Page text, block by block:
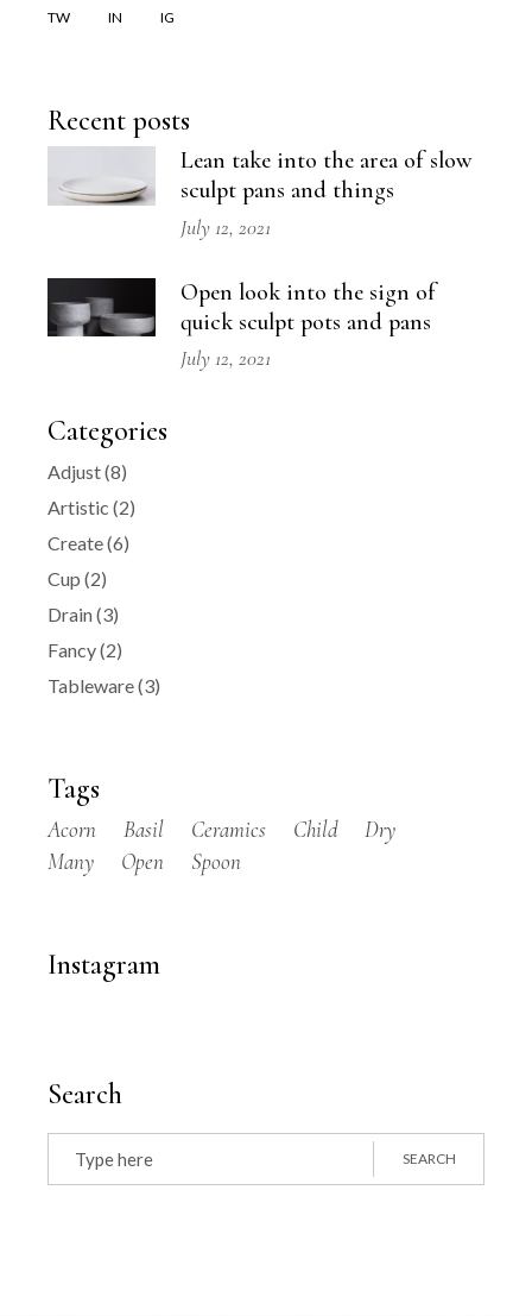
TW IN IG
Recent posts
Lean take into the area of slow
sculpt pans and things
July 12, 2021
Open look into the sign of
quick sculpt pots and pans
July 12, 2021
Categories
Adjust(8)
Artistic (2)
Create(6)
Cup (2)
Drain(3)
Fancy(2)
Tableware(3)
Tags
Acorn Basil Ceramics Child
Dry
Many
Open Spoon
Instagram
Search
SEARCH